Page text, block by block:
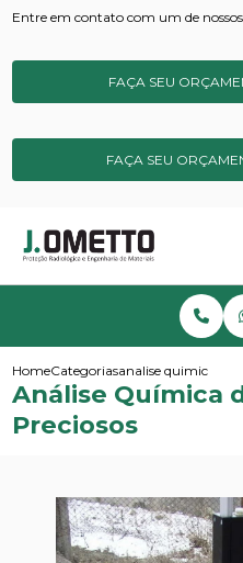
Entre em contato com um de nossos
FAÇA SEU
FAÇA SEU
HomeCategoriasanalise quimica de
Análise Química
Preciosos